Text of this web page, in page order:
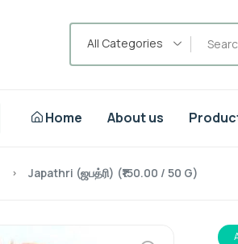
All Categories
Home About us
Japathri (ஜபத்ரி) (₹150.00 / 50 G)